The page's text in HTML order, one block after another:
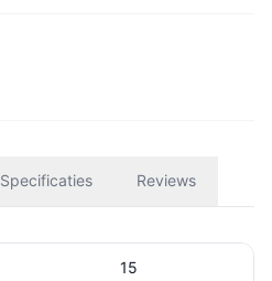
Specificaties Reviews
15